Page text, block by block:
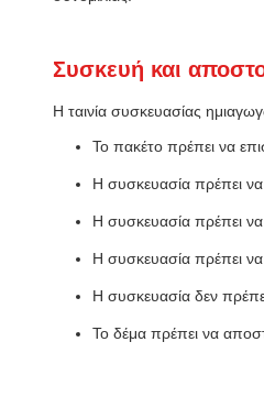
Συσκευή και
Η ταινία συσκευασίας
Το πακέτο πρέπει να
Η συσκευασία πρέπει να
Η συσκευασία πρέπει
Η συσκευασία πρέπει να
Η συσκευασία δεν
Το δέμα πρέπει να